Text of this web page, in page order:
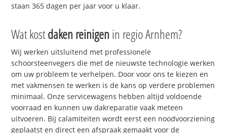
staan 365 dagen per jaar voor u klaar.
Wat kostdaken reinigen in regio Arnhem?
Wij werken uitsluitend met professionele
schoorsteenvegers die met de nieuwste technologie werken
om uw probleem te verhelpen. Door voor ons te kiezen en
met vakmensen te werken is de kans op verdere problemen
minimaal. Onze servicewagens hebben altijd voldoende
voorraad en kunnen uw dakreparatie vaak meteen
uitvoeren. Bij calamiteiten wordt eerst een noodvoorziening
geplaatst en direct een afspraak gemaakt voor de